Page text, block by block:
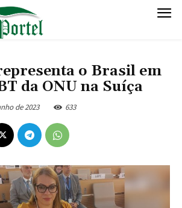
o Brasil em
da ONU na Suíça
de 2023 633